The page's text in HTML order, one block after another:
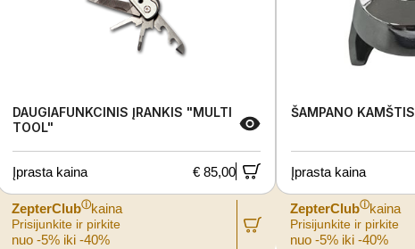
DAUGIAFUNKCINIS ĮRANKIS "MULTI
TOOL"
Įprasta kaina € 85,00
ZepterClubⓘkaina
Prisijunkite ir pirkite
nuo -5% iki -40%
ŠAMPANO KAMŠTIS
Įprasta kaina
ZepterClubⓘkaina
Prisijunkite ir pirkite
nuo -5% iki -40%